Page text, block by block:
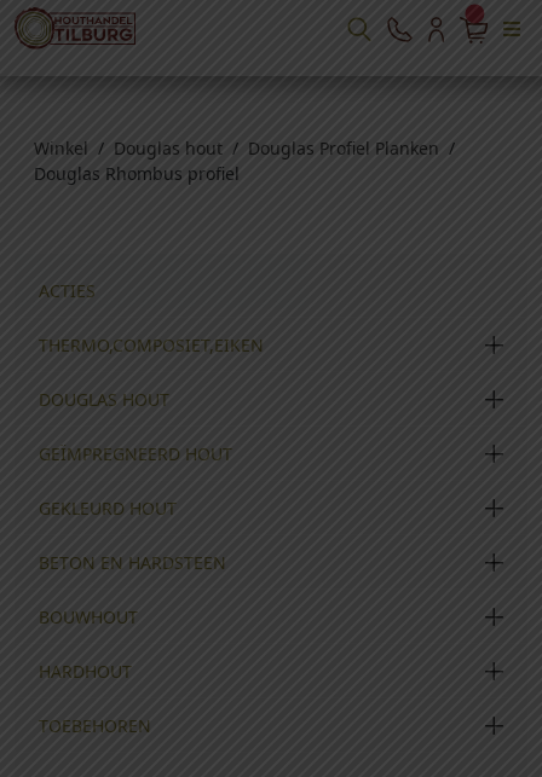
Winkel / Douglas hout / Douglas Profiel Planken /
Douglas Rhombus profiel
ACTIES
THERMO,COMPOSIET,EIKEN
DOUGLAS HOUT
GEÏMPREGNEERD HOUT
GEKLEURD HOUT
BETON EN HARDSTEEN
BOUWHOUT
HARDHOUT
TOEBEHOREN